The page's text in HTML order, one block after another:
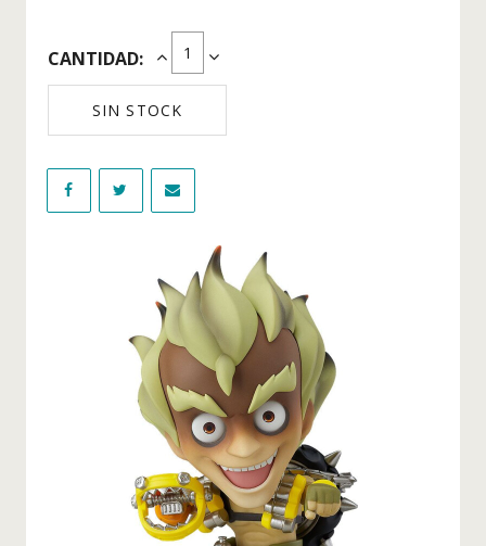
Figuras The Legend Of
Zelda
Figuras Videojuegos
WIKI
INICIO DE SESIÓN
CANTIDAD:
SIN STOCK